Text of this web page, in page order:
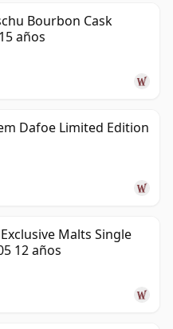
Bourbon Cask
años
Dafoe Limited Edition
Malts Single
12 años